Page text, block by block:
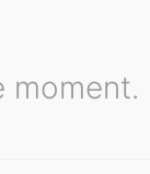
moment.